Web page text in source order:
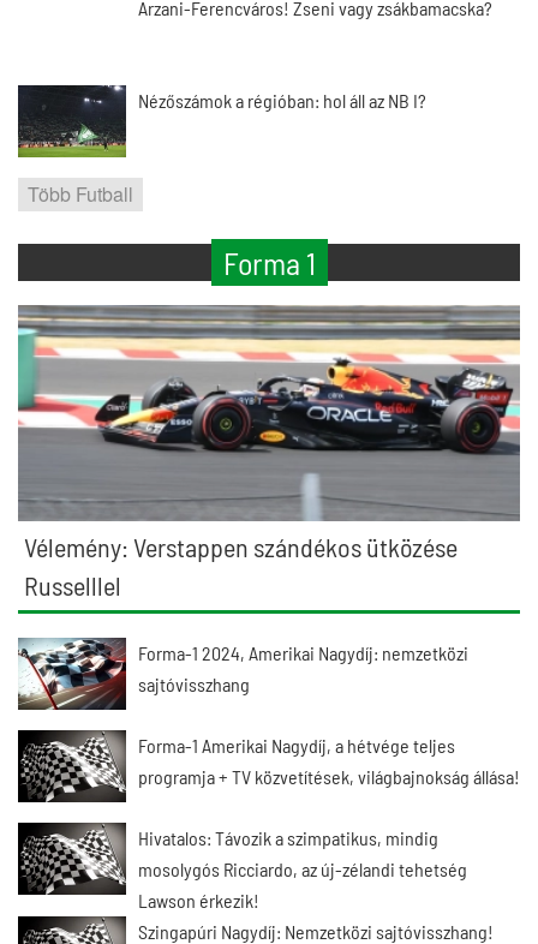
Arzani-Ferencváros! Zseni vagy zsákbamacska?
Nézőszámok a régióban: hol áll az NB I?
Több Futball
Forma 1
Vélemény: Verstappen szándékos ütközése
Russelllel
Forma-1 2024, Amerikai Nagydíj: nemzetközi
sajtóvisszhang
Forma-1 Amerikai Nagydíj, a hétvége teljes
programja + TV közvetítések, világbajnokság állása!
Hivatalos: Távozik a szimpatikus, mindig
mosolygós Ricciardo, az új-zélandi tehetség
Lawson érkezik!
Szingapúri Nagydíj: Nemzetközi sajtóvisszhang!